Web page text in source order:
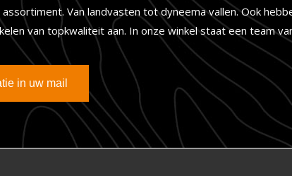
Van landvasten tot dyneema vallen. Ook
van topkwaliteit aan. In onze winkel staat een team
in uw mail